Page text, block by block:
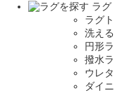
ラグ
ラグ
洗え
円形
撥水
ウレ
ダイ